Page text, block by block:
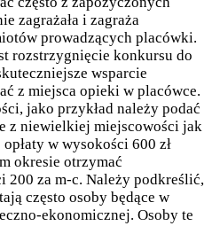
zagrażała i zagraża
prowadzących placówki.
rozstrzygnięcie konkursu do
wsparcie
z miejsca opieki w placówce.
jako przykład należy podać
z niewielkiej miejscowości jak
w wysokości 600 zł
okresie otrzymać
200 za m-c. Należy podkreślić,
często osoby będące w
ekonomicznej. Osoby te